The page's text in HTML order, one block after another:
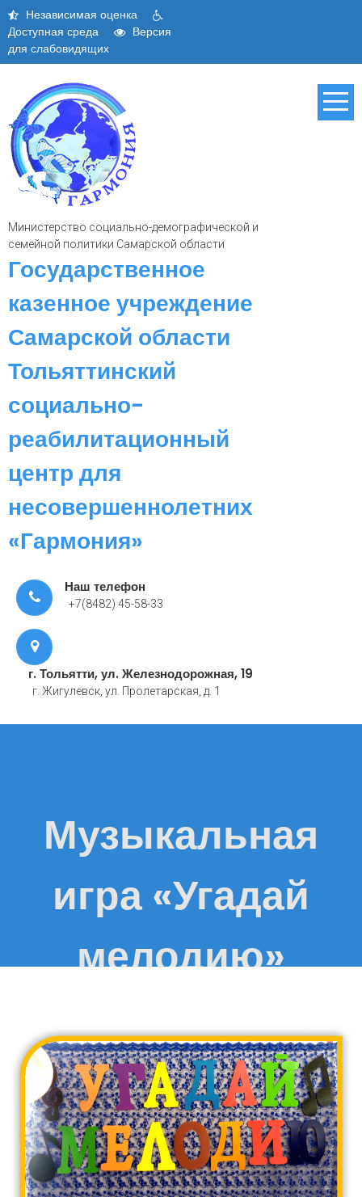
Skip
content
Независимая оценка
Доступная среда
Версия
для слабовидящих
Министерство социально-демографической и
семейной политики Самарской области
Государственное
казенное учреждение
Самарской области
Тольяттинский
социально-
реабилитационный
центр для
несовершеннолетних
«Гармония»
Наш телефон
+7(8482) 45-58-33
г. Тольятти, ул. Железнодорожная, 19
г. Жигулевск, ул. Пролетарская, д. 1
Музыкальная
игра «Угадай
мелодию»